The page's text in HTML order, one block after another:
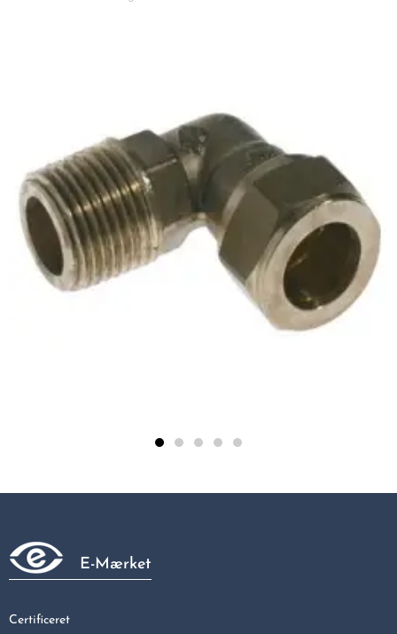
33,75 kr
E-Mærket
Certificeret